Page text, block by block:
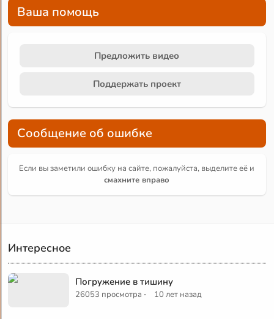
Ваша помощь
Предложить видео
Поддержать проект
Сообщение об ошибке
Если вы заметили ошибку на сайте, пожалуйста, выделите её и
смахните вправо
Интересное
Погружение в тишину
26053 просмотра · 10 лет назад